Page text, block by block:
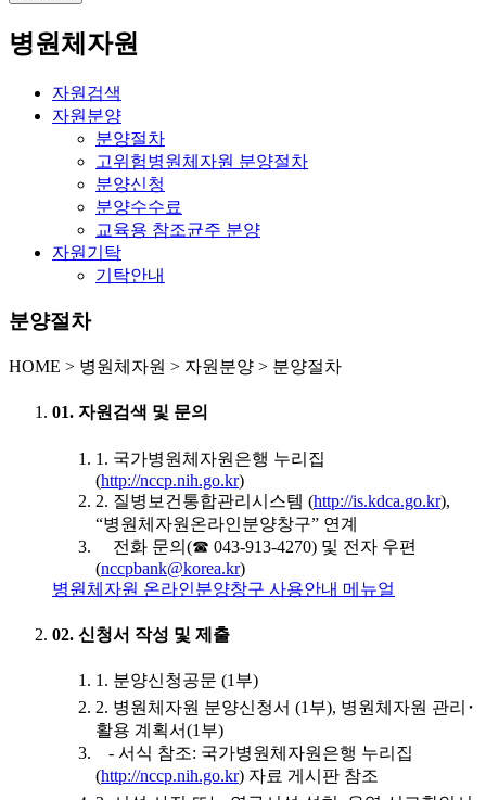
병원체자원
자원검색
자원분양
분양절차
고위험병원체자원 분양절차
분양신청
분양수수료
교육용 참조균주 분양
자원기탁
기탁안내
분양절차
HOME > 병원체자원 > 자원분양 > 분양절차
01. 자원검색 및 문의
1. 국가병원체자원은행 누리집
(http://nccp.nih.go.kr)
2. 질병보건통합관리시스템 (http://is.kdca.go.kr),
“병원체자원온라인분양창구” 연계
전화 문의(☎ 043-913-4270) 및 전자 우편
(nccpbank@korea.kr)
병원체자원 온라인분양창구 사용안내 메뉴얼
02. 신청서 작성 및 제출
1. 분양신청공문 (1부)
2. 병원체자원 분양신청서 (1부), 병원체자원 관리･
활용 계획서(1부)
- 서식 참조: 국가병원체자원은행 누리집
(http://nccp.nih.go.kr) 자료 게시판 참조